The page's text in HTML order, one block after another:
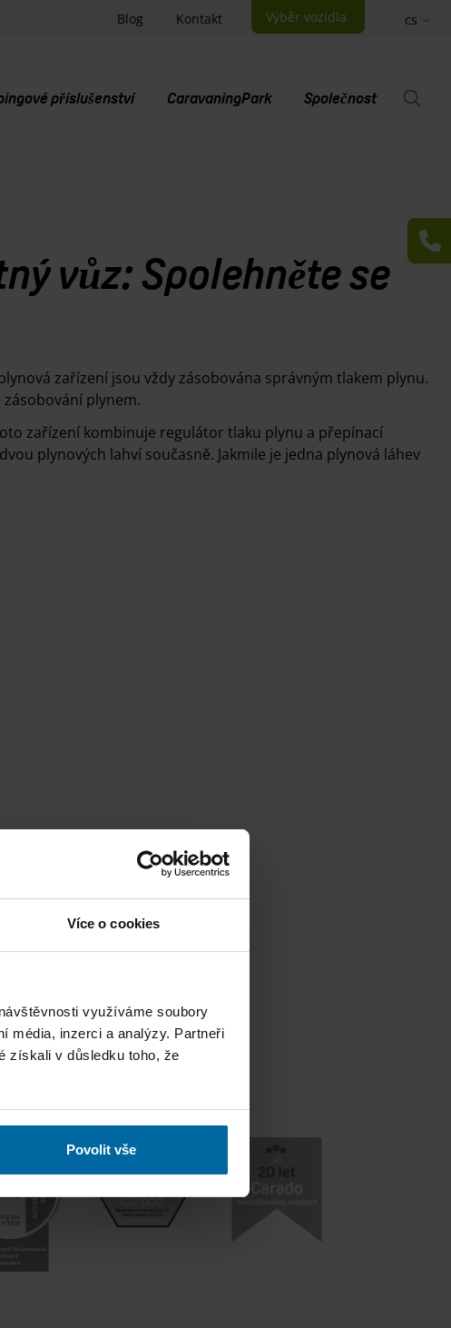
Více o cookies
využíváme soubory
média, inzerci a analýzy. Partneři
získali v důsledku toho, že
Povolit vše
Blog Kontakt Výběr vozidla cs
příslušenství CaravaningPark Společnost
vůz: Spolehněte se
zařízení jsou vždy zásobována správným tlakem plynu.
plynem.
zařízení kombinuje regulátor tlaku plynu a přepínací
plynových lahví současně. Jakmile je jedna plynová láhev